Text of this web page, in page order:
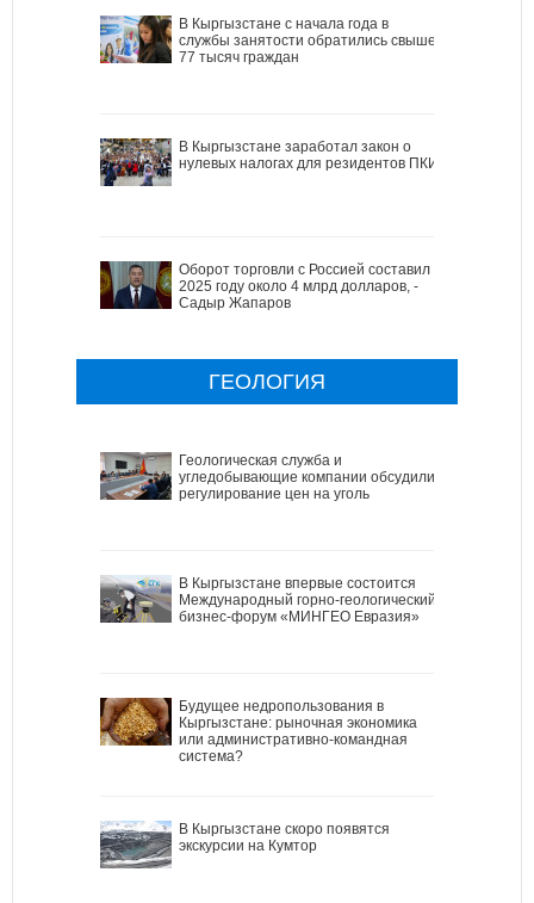
В Кыргызстане с начала года в
службы занятости обратились свыше
77 тысяч граждан
В Кыргызстане заработал закон о
нулевых налогах для резидентов ПКИ
Оборот торговли с Россией составил в
2025 году около 4 млрд долларов, -
Садыр Жапаров
ГЕОЛОГИЯ
Геологическая служба и
угледобывающие компании обсудили
регулирование цен на уголь
В Кыргызстане впервые состоится
Международный горно-геологический
бизнес-форум «МИНГЕО Евразия»
Будущее недропользования в
Кыргызстане: рыночная экономика
или административно-командная
система?
В Кыргызстане скоро появятся
экскурсии на Кумтор